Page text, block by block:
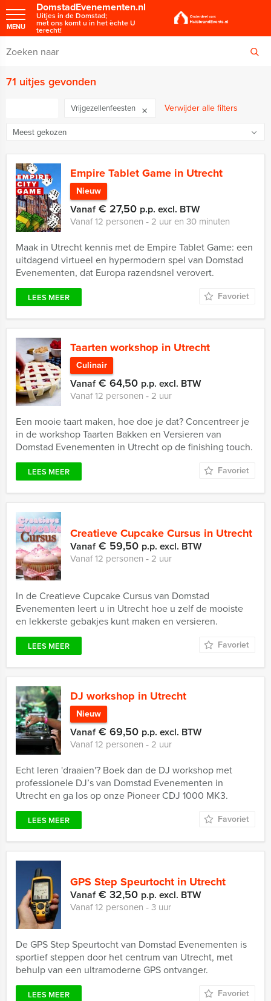
DomstadEvenementen.nl
Uitjes in de Domstad;
met ons komt u in het èchte U
terecht!
MENU
71 uitjes gevonden
Vrijgezellenfeesten Verwijder alle filters
Empire Tablet Game in Utrecht
Nieuw
Vanaf€ 27,50 p.p. excl. BTW
Vanaf 12 personen ‐ 2 uur en 30 minuten
Maak in Utrecht kennis met de Empire Tablet Game: een
uitdagend virtueel en hypermodern spel van Domstad
Evenementen, dat Europa razendsnel verovert.
LEES MEER Favoriet
Taarten workshop in Utrecht
Culinair
Vanaf€ 64,50 p.p. excl. BTW
Vanaf 12 personen ‐ 2 uur
Een mooie taart maken, hoe doe je dat? Concentreer je
in de workshop Taarten Bakken en Versieren van
Domstad Evenementen in Utrecht op de finishing touch.
LEES MEER Favoriet
Creatieve Cupcake Cursus in Utrecht
Vanaf€ 59,50 p.p. excl. BTW
Vanaf 12 personen ‐ 2 uur
In de Creatieve Cupcake Cursus van Domstad
Evenementen leert u in Utrecht hoe u zelf de mooiste
en lekkerste gebakjes kunt maken en versieren.
LEES MEER Favoriet
DJ workshop in Utrecht
Nieuw
Vanaf€ 69,50 p.p. excl. BTW
Vanaf 12 personen ‐ 2 uur
Echt leren 'draaien'? Boek dan de DJ workshop met
professionele DJ’s van Domstad Evenementen in
Utrecht en ga los op onze Pioneer CDJ 1000 MK3.
LEES MEER Favoriet
GPS Step Speurtocht in Utrecht
Vanaf€ 32,50 p.p. excl. BTW
Vanaf 12 personen ‐ 3 uur
De GPS Step Speurtocht van Domstad Evenementen is
sportief steppen door het centrum van Utrecht, met
behulp van een ultramoderne GPS ontvanger.
LEES MEER Favoriet